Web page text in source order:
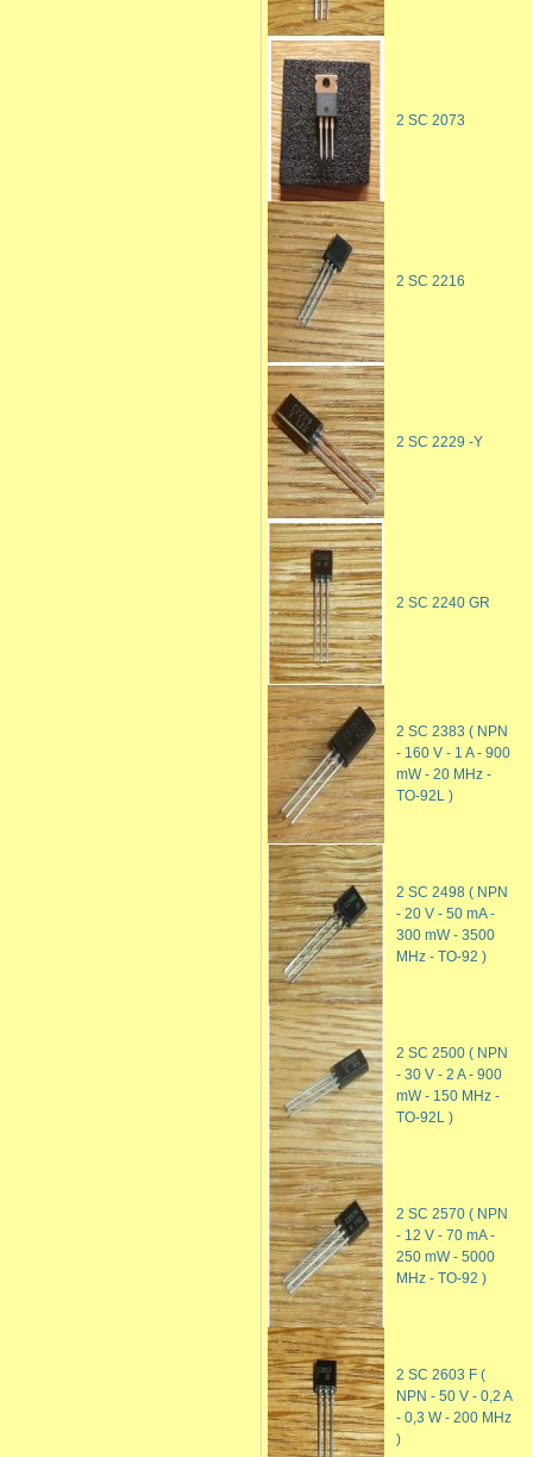
2 SC 2073
2 SC 2216
2 SC 2229 -Y
2 SC 2240 GR
2 SC 2383 ( NPN
- 160 V - 1 A - 900
mW - 20 MHz -
TO-92L )
2 SC 2498 ( NPN
- 20 V - 50 mA -
300 mW - 3500
MHz - TO-92 )
2 SC 2500 ( NPN
- 30 V - 2 A - 900
mW - 150 MHz -
TO-92L )
2 SC 2570 ( NPN
- 12 V - 70 mA -
250 mW - 5000
MHz - TO-92 )
2 SC 2603 F (
NPN - 50 V - 0,2 A
- 0,3 W - 200 MHz
)